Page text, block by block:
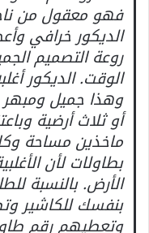
فهو معقول من
الديكور خرافي
روعة التصميم
الوقت. الديكور
وهذا جميل
أو ثلاث أرضية
ماخذين مساحة
بطاولات لأن
الأرض. بالنسبة
بنفسك للكاشير
وتعطيهم رقم